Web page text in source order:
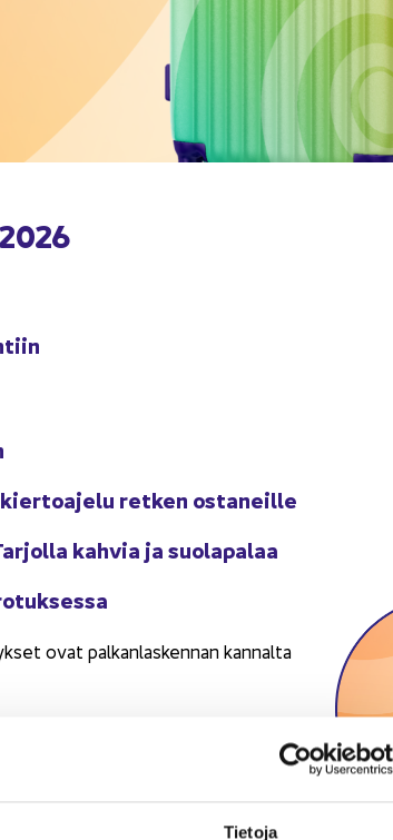
Tie­to­ja
kier­toa­je­lu ret­ken os­ta­neil­le
kah­via ja suo­la­pa­laa
ovat pal­kan­las­ken­nan kan­nal­ta
pal­kan­mak­suun, en­na­kon­pi­dä­